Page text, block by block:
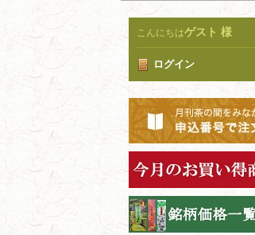
こんにちはゲスト 様
ログイン